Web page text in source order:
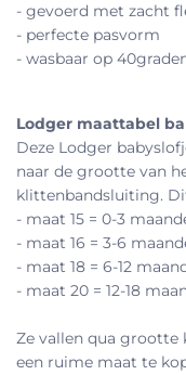
- gevoerd met zacht
- perfecte pasvorm
- wasbaar op
Lodger maattabel
Deze Lodger
naar de grootte van
klittenbandsluiting.
- maat 15 = 0-3
- maat 16 = 3-6
- maat 18 = 6-12
- maat 20 = 12-18
Ze vallen qua grootte
een ruime maat te